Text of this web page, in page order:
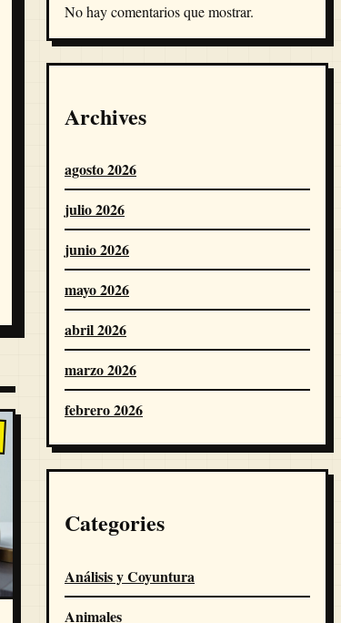
No hay comentarios que mostrar.
Archives
agosto 2026
julio 2026
junio 2026
mayo 2026
abril 2026
marzo 2026
febrero 2026
Categories
Análisis y Coyuntura
Animales